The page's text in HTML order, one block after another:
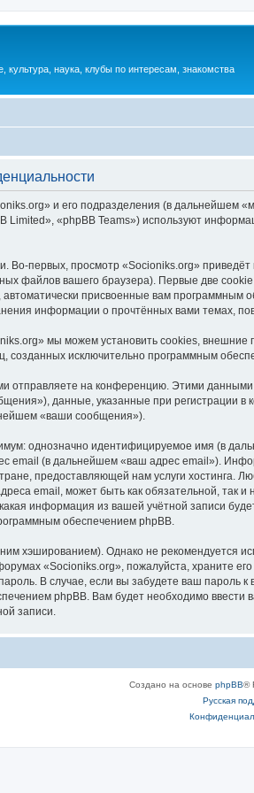
наука, клубы по интересам, знакомства
и его подразделения (в
Limited», «phpBB Teams») используют
Во-первых, просмотр «Socioniks.org»
файлов вашего браузера). Первые две
присвоенные вам программным
информации о прочтённых вами темах,
мы можем установить cookies,
созданных исключительно программным
отправляете на конференцию. Этими
данные, указанные при регистрации
«ваши сообщения»).
однозначно идентифицируемое имя (в
email (в дальнейшем «ваш адрес email»).
предоставляющей нам услуги хостинга.
email, может быть как обязательной,
информация из вашей учётной записи
обеспечением phpBB.
хэшированием). Однако не рекомендуется
«Socioniks.org», пожалуйста, храните
В случае, если вы забудете ваш
phpBB. Вам будет необходимо
записи.
Создано на основе phpBB®
Русская